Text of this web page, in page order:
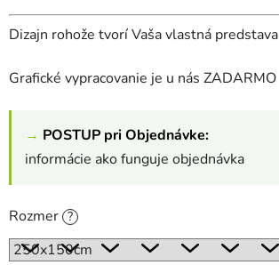
Dizajn rohože tvorí Vaša vlastná predstava
Grafické vypracovanie je u nás ZADARMO
→ POSTUP pri Objednávke:
informácie ako funguje objednávka
Rozmer ?